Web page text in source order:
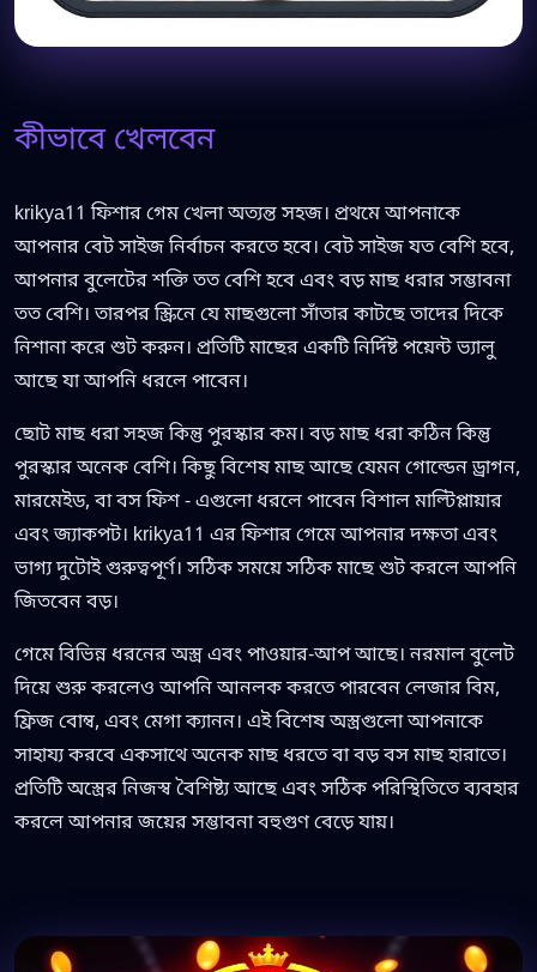
কীভাবে খেলবেন
krikya11 ফিশার গেম খেলা অত্যন্ত সহজ। প্রথমে আপনাকে
আপনার বেট সাইজ নির্বাচন করতে হবে। বেট সাইজ যত বেশি হবে,
আপনার বুলেটের শক্তি তত বেশি হবে এবং বড় মাছ ধরার সম্ভাবনা
তত বেশি। তারপর স্ক্রিনে যে মাছগুলো সাঁতার কাটছে তাদের দিকে
নিশানা করে শুট করুন। প্রতিটি মাছের একটি নির্দিষ্ট পয়েন্ট ভ্যালু
আছে যা আপনি ধরলে পাবেন।
ছোট মাছ ধরা সহজ কিন্তু পুরস্কার কম। বড় মাছ ধরা কঠিন কিন্তু
পুরস্কার অনেক বেশি। কিছু বিশেষ মাছ আছে যেমন গোল্ডেন ড্রাগন,
মারমেইড, বা বস ফিশ - এগুলো ধরলে পাবেন বিশাল মাল্টিপ্লায়ার
এবং জ্যাকপট। krikya11 এর ফিশার গেমে আপনার দক্ষতা এবং
ভাগ্য দুটোই গুরুত্বপূর্ণ। সঠিক সময়ে সঠিক মাছে শুট করলে আপনি
জিতবেন বড়।
গেমে বিভিন্ন ধরনের অস্ত্র এবং পাওয়ার-আপ আছে। নরমাল বুলেট
দিয়ে শুরু করলেও আপনি আনলক করতে পারবেন লেজার বিম,
ফ্রিজ বোম্ব, এবং মেগা ক্যানন। এই বিশেষ অস্ত্রগুলো আপনাকে
সাহায্য করবে একসাথে অনেক মাছ ধরতে বা বড় বস মাছ হারাতে।
প্রতিটি অস্ত্রের নিজস্ব বৈশিষ্ট্য আছে এবং সঠিক পরিস্থিতিতে ব্যবহার
করলে আপনার জয়ের সম্ভাবনা বহুগুণ বেড়ে যায়।